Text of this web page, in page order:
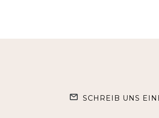
SCHREIB UNS